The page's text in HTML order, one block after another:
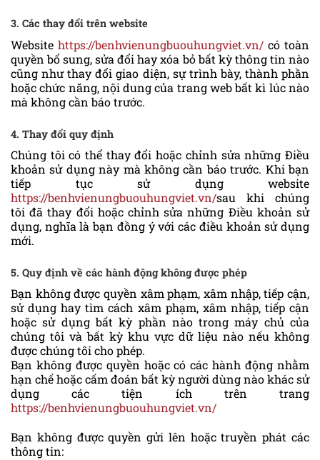
3. Các thay đổi trên website
Website https://benhvienungbuouhungviet.vn/ có toàn
quyền bổ sung, sửa đổi hay xóa bỏ bất kỳ thông tin nào
cũng như thay đổi giao diện, sự trình bày, thành phần
hoặc chức năng, nội dung của trang web bất kì lúc nào
mà không cần báo trước.
4. Thay đổi quy định
Chúng tôi có thể thay đổi hoặc chỉnh sửa những Điều
khoản sử dụng này mà không cần báo trước. Khi bạn
tiếp tục sử dụng website
https://benhvienungbuouhungviet.vn/sau khi chúng
tôi đã thay đổi hoặc chỉnh sửa những Điều khoản sử
dụng, nghĩa là bạn đồng ý với các điều khoản sử dụng
mới.
5. Quy định về các hành động không được phép
Bạn không được quyền xâm phạm, xâm nhập, tiếp cận,
sử dụng hay tìm cách xâm phạm, xâm nhập, tiếp cận
hoặc sử dụng bất kỳ phần nào trong máy chủ của
chúng tôi và bất kỳ khu vực dữ liệu nào nếu không
được chúng tôi cho phép.
Bạn không được quyền hoặc có các hành động nhằm
hạn chế hoặc cấm đoán bất kỳ người dùng nào khác sử
dụng các tiện ích trên trang
https://benhvienungbuouhungviet.vn/
Bạn không được quyền gửi lên hoặc truyền phát các
thông tin: